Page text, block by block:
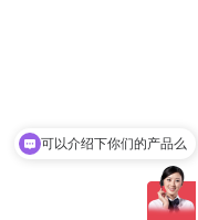
你们是怎么收费的呢